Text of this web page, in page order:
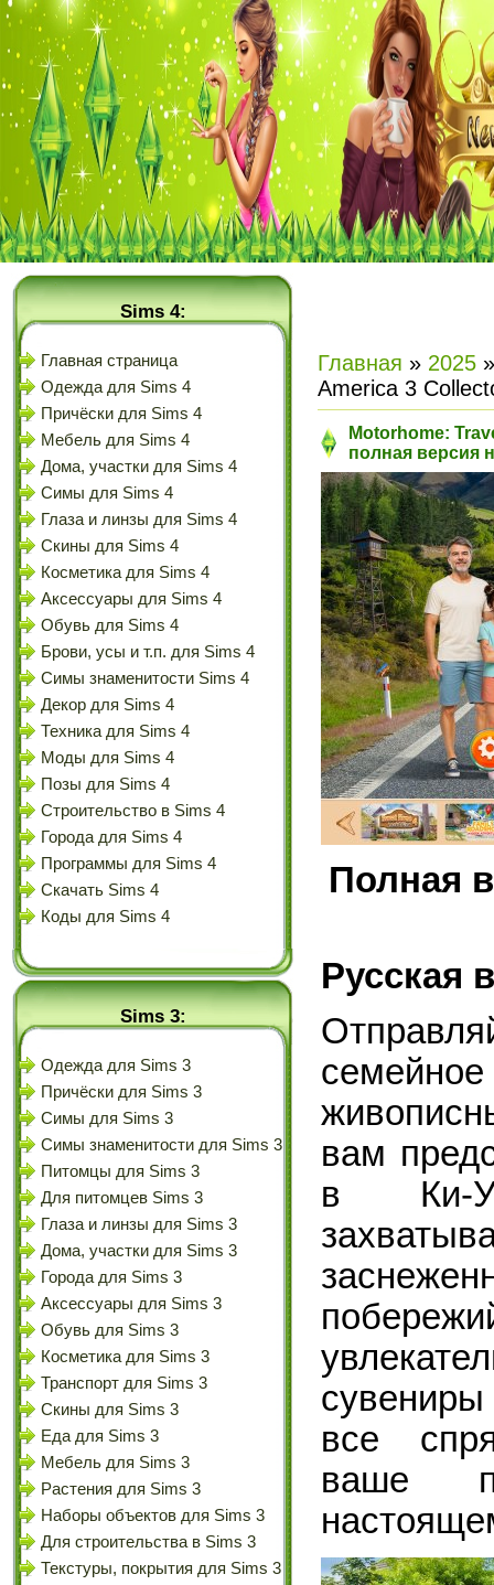
Sims 4:
Главная страница
Одежда для Sims 4
Причёски для Sims 4
Мебель для Sims 4
Дома, участки для Sims 4
Симы для Sims 4
Глаза и линзы для Sims 4
Скины для Sims 4
Косметика для Sims 4
Аксессуары для Sims 4
Обувь для Sims 4
Брови, усы и т.п. для Sims 4
Симы знаменитости Sims 4
Декор для Sims 4
Техника для Sims 4
Моды для Sims 4
Позы для Sims 4
Строительство в Sims 4
Города для Sims 4
Программы для Sims 4
Скачать Sims 4
Коды для Sims 4
Sims 3:
Одежда для Sims 3
Причёски для Sims 3
Симы для Sims 3
Симы знаменитости для Sims 3
Питомцы для Sims 3
Для питомцев Sims 3
Глаза и линзы для Sims 3
Дома, участки для Sims 3
Города для Sims 3
Аксессуары для Sims 3
Обувь для Sims 3
Косметика для Sims 3
Транспорт для Sims 3
Скины для Sims 3
Еда для Sims 3
Мебель для Sims 3
Растения для Sims 3
Наборы объектов для Sims 3
Для строительства в Sims 3
Текстуры, покрытия для Sims 3
Главная » 2025 »
America 3
Motorhome:
полная версия
Полная
Русская
вам
в Ки-
все
ваше